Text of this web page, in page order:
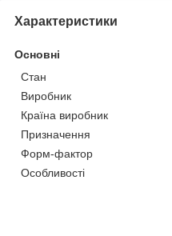
Характеристики
Основні
Стан
Виробник
Країна виробник
Призначення
Форм-фактор
Особливості